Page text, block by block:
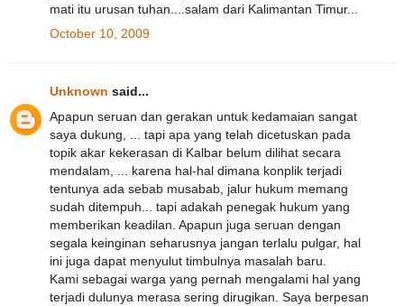
mati itu urusan tuhan....salam dari Kalimantan Timur...
October 10, 2009
Unknown said...
Apapun seruan dan gerakan untuk kedamaian sangat
saya dukung, ... tapi apa yang telah dicetuskan pada
topik akar kekerasan di Kalbar belum dilihat secara
mendalam, ... karena hal-hal dimana konplik terjadi
tentunya ada sebab musabab, jalur hukum memang
sudah ditempuh... tapi adakah penegak hukum yang
memberikan keadilan. Apapun juga seruan dengan
segala keinginan seharusnya jangan terlalu pulgar, hal
ini juga dapat menyulut timbulnya masalah baru.
Kami sebagai warga yang pernah mengalami hal yang
terjadi dulunya merasa sering dirugikan. Saya berpesan